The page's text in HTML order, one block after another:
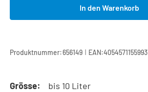
In den Warenkorb
Produktnummer:656149 | EAN:4054571155993
Grösse:
bis 10 Liter